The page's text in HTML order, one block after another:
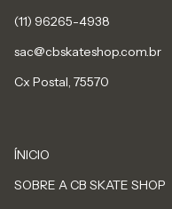
sac@cbskateshop.com.br
Cx Postal, 75570
ÍNICIO
SOBRE A CB SKATE SHOP